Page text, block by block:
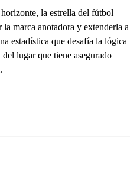
la estrella del fútbol
marca anotadora y extenderla a
estadística que desafía la lógica
lugar que tiene asegurado